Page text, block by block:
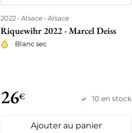
2022 Alsace Alsace
Riquewihr 2022 - Marcel Deiss
Blanc sec
26€ 10 en stock
Ajouter au panier